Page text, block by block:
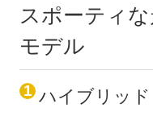
スポーティ
モデル
1 ハイブリッド